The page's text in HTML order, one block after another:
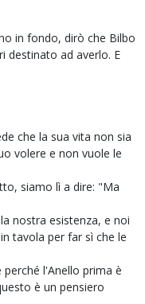
in fondo, dirò che Bilbo
destinato ad averlo. E
che la sua vita non sia
volere e non vuole le
siamo lì a dire: "Ma
nostra esistenza, e noi
tavola per far sì che le
l'Anello prima è
è un pensiero